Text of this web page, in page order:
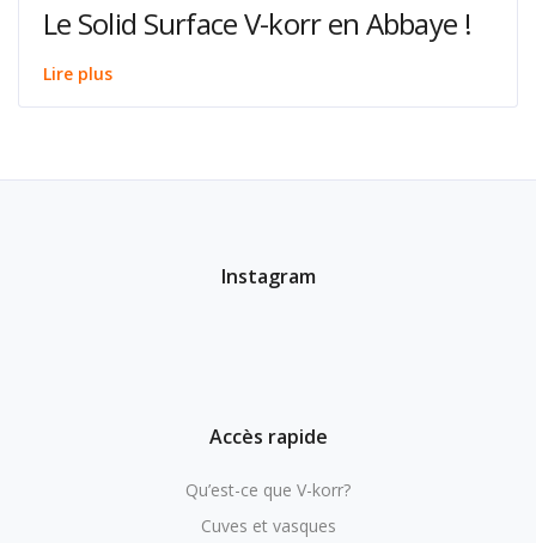
Le Solid Surface V-korr en Abbaye !
Lire plus
Instagram
Accès rapide
Qu’est-ce que V-korr?
Cuves et vasques